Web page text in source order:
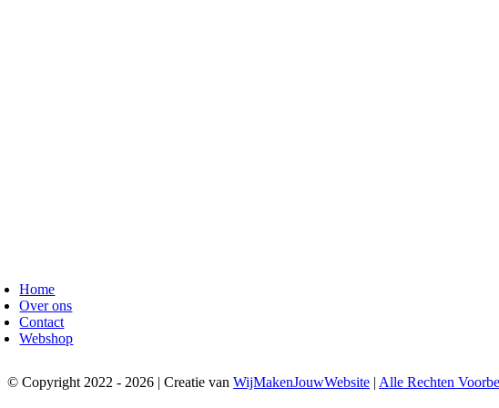
Home
Over ons
Contact
Webshop
© Copyright 2022 - 2026 | Creatie van WijMakenJouwWebsite | Alle Rechten